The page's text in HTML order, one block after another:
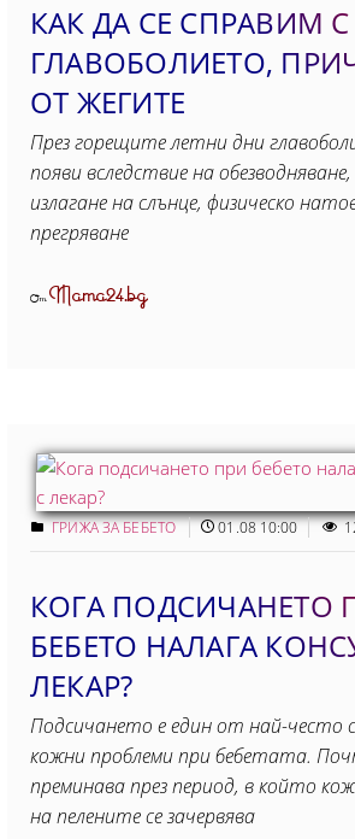
КАК ДА СЕ СПРАВИМ С
ГЛАВОБОЛИЕТО,
ОТ ЖЕГИТЕ
През горещите летни дни
появи вследствие на
излагане на слънце, физическо
прегряване
ОтMama24.bg
ГРИЖА ЗА БЕБЕТО 01.08 10:00
КОГА ПОДСИЧАНЕТО
БЕБЕТО НАЛАГА
ЛЕКАР?
Подсичането е един от най-често
кожни проблеми при бебетата.
преминава през период, в който
на пелените се зачервява